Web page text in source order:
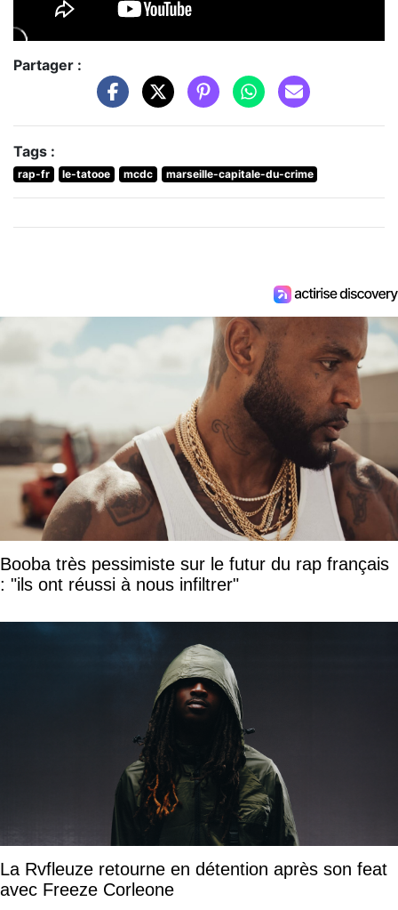
Partager :
Tags :
rap-fr le-tatooe mcdc marseille-capitale-du-crime
Booba très pessimiste sur le futur du rap français
: "ils ont réussi à nous infiltrer"
La Rvfleuze retourne en détention après son feat
avec Freeze Corleone